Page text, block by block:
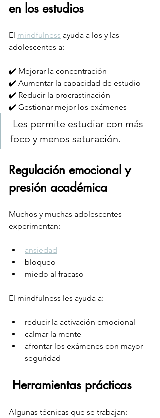
en los estudios
El mindfulness ayuda a los y las
adolescentes a:
✔️ Mejorar la concentración
✔️ Aumentar la capacidad de estudio
✔️ Reducir la procrastinación
✔️ Gestionar mejor los exámenes
foco y menos saturación.
Regulación emocional y
presión académica
Muchos y muchas adolescentes
experimentan:
ansiedad
bloqueo
miedo al fracaso
El mindfulness les ayuda a:
reducir la activación emocional
calmar la mente
afrontar los exámenes con mayor
seguridad
Herramientas prácticas
Algunas técnicas que se trabajan: